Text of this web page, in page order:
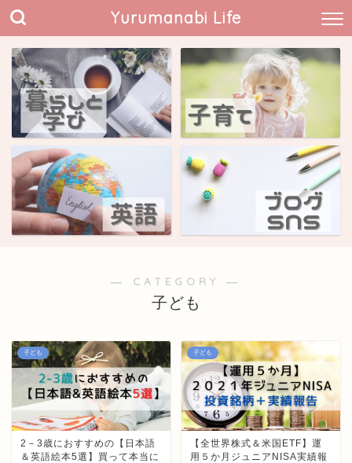
Yurumanabi Life
― CATEGORY ―
子ども
子ども
2－3歳におすすめの【日本語
＆英語絵本5選】買って本当に
子ども
【全世界株式＆米国ETF】運
用５か月ジュニアNISA実績報